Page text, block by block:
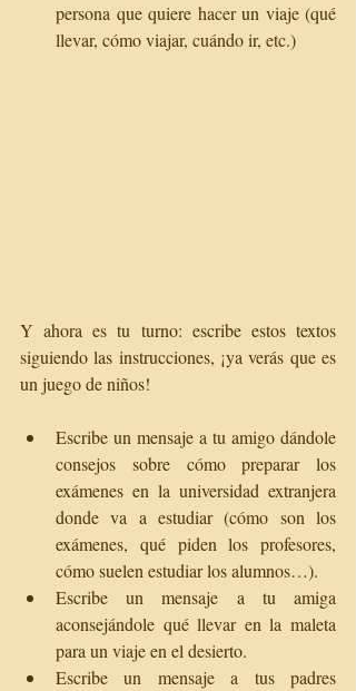
persona que quiere hacer un viaje (qué
llevar, cómo viajar, cuándo ir, etc.)
Y ahora es tu turno: escribe estos textos
siguiendo las instrucciones, ¡ya verás que es
un juego de niños!
Escribe un mensaje a tu amigo dándole
consejos sobre cómo preparar los
exámenes en la universidad extranjera
donde va a estudiar (cómo son los
exámenes, qué piden los profesores,
cómo suelen estudiar los alumnos…).
Escribe un mensaje a tu amiga
aconsejándole qué llevar en la maleta
para un viaje en el desierto.
Escribe un mensaje a tus padres